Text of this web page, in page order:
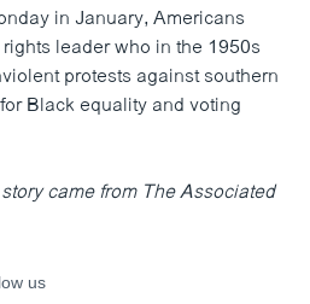
in January, Americans
leader who in the 1950s
protests against southern
Black equality and voting
came from The Associated
us